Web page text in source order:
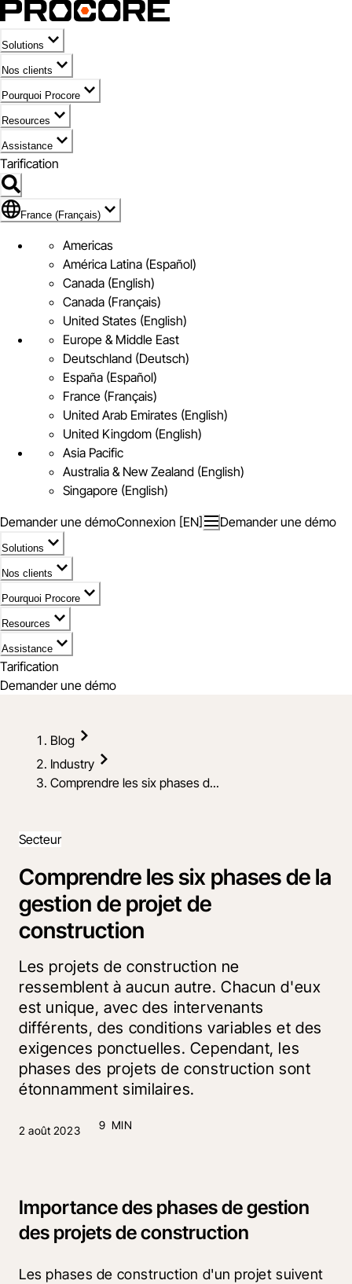
Solutions
Nos clients
Pourquoi Procore
Resources
Assistance
Tarification
Pavillon de France (Français)
France (Français)
Americas
América Latina (Español)
Canada (English)
Canada (Français)
United States (English)
Europe & Middle East
Deutschland (Deutsch)
España (Español)
France (Français)
United Arab Emirates (English)
United Kingdom (English)
Asia Pacific
Australia & New Zealand (English)
Singapore (English)
Demander une démoConnexion [EN] Demander une démo
Solutions
Nos clients
Pourquoi Procore
Resources
Assistance
Tarification
Demander une démo
Blog
Industry
Comprendre les six phases d...
Secteur
Comprendre les six phases de la
gestion de projet de
construction
Les projets de construction ne
ressemblent à aucun autre. Chacun d'eux
est unique, avec des intervenants
différents, des conditions variables et des
exigences ponctuelles. Cependant, les
phases des projets de construction sont
étonnamment similaires.
2 août 2023 9 MIN
Importance des phases de gestion
des projets de construction
Les phases de construction d'un projet suivent